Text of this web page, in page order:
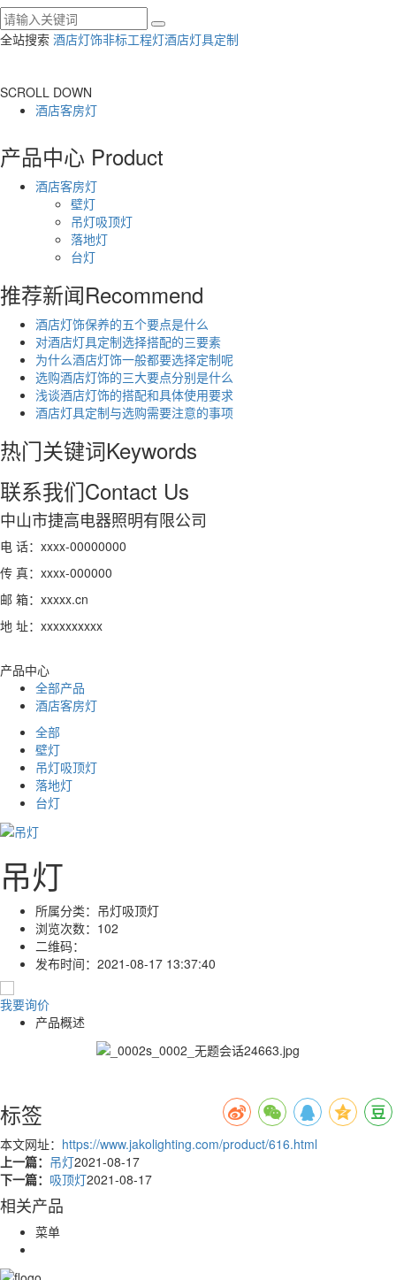
全站搜索 酒店灯饰非标工程灯酒店灯具定制
SCROLL DOWN
酒店客房灯
产品中心 Product
酒店客房灯
壁灯
吊灯吸顶灯
落地灯
台灯
推荐新闻Recommend
酒店灯饰保养的五个要点是什么
对酒店灯具定制选择搭配的三要素
为什么酒店灯饰一般都要选择定制呢
选购酒店灯饰的三大要点分别是什么
浅谈酒店灯饰的搭配和具体使用要求
酒店灯具定制与选购需要注意的事项
热门关键词Keywords
联系我们Contact Us
中山市捷高电器照明有限公司
电 话：xxxx-00000000
传 真：xxxx-000000
邮 箱：xxxxx.cn
地 址：xxxxxxxxxx
产品中心
全部产品
酒店客房灯
全部
壁灯
吊灯吸顶灯
落地灯
台灯
吊灯
所属分类： 吊灯吸顶灯
浏览次数： 102
二维码：
发布时间： 2021-08-17 13:37:40
我要询价
产品概述
标签
本文网址： https://www.jakolighting.com/product/616.html
上一篇： 吊灯2021-08-17
下一篇： 吸顶灯2021-08-17
相关产品
菜单